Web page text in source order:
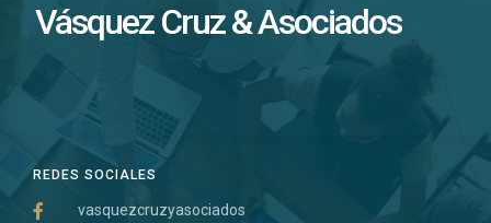
REDES SOCIALES
vasquezcruzyasociados
Vásquez Cruz & Asociados